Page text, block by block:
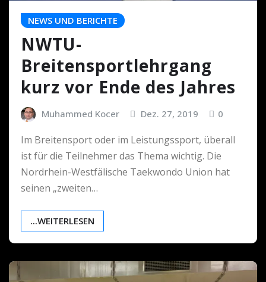
NEWS UND BERICHTE
NWTU-
Breitensportlehrgang
kurz vor Ende des Jahres
Muhammed Kocer Dez. 27, 2019 0
Im Breitensport oder im Leistungssport, überall
ist für die Teilnehmer das Thema wichtig. Die
Nordrhein-Westfälische Taekwondo Union hat
seinen „zweiten…
...WEITERLESEN